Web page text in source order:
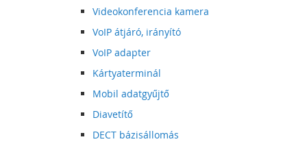
Videokonferencia kamera
VoIP átjáró, irányító
VoIP adapter
Kártyaterminál
Mobil adatgyűjtő
Diavetítő
DECT bázisállomás